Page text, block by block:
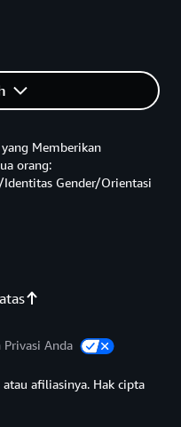
Memberikan
orang:
Gender/Orientasi
Privasi Anda
afiliasinya. Hak cipta